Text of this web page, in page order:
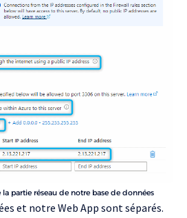
partie réseau de notre base de données
et notre Web App sont séparés.